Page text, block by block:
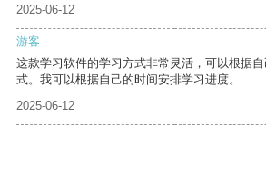
2025-06-12
游客
这款学习软件的学习方式非常灵活，可以根据
式。我可以根据自己的时间安排学习进度。
2025-06-12